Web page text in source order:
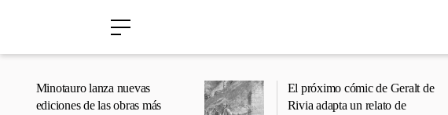
Minotauro lanza nuevas
ediciones de las obras más
El próximo cómic de Geralt de
Rivia adapta un relato de
›